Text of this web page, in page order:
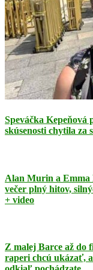
Speváčka
skúsenosti chytila za
Alan Murin a Emma
večer plný hitov,
+ video
Z malej Barce až do
raperi chcú ukázať,